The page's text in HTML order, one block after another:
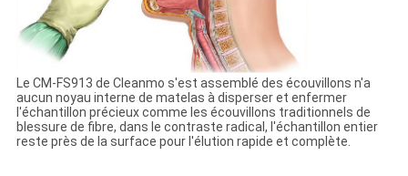
Le CM-FS913 de Cleanmo s'est assemblé des écouvillons n'a
aucun noyau interne de matelas à disperser et enfermer
l'échantillon précieux comme les écouvillons traditionnels de
blessure de fibre, dans le contraste radical, l'échantillon entier
reste près de la surface pour l'élution rapide et complète.